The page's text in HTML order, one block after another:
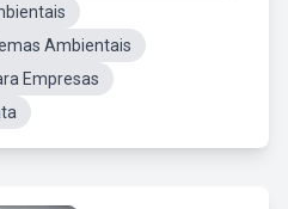
Ambientais
Empresas